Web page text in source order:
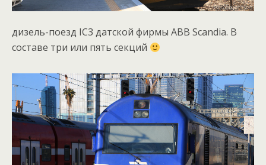
дизель-поезд IC3 датской фирмы ABB Scandia. В
составе три или пять секций